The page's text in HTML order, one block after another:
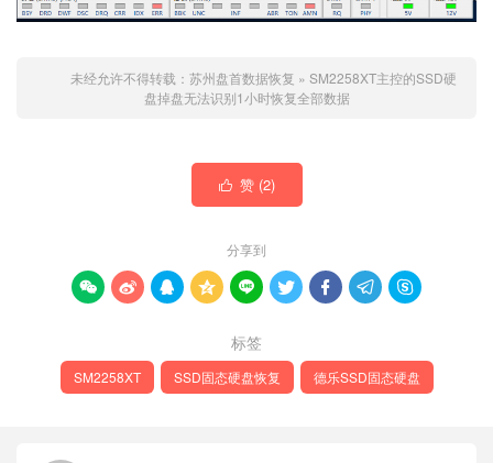
未经允许不得转载： 苏州盘首数据恢复 » SM2258XT主控的SSD硬
盘掉盘无法识别1小时恢复全部数据
 赞 (2)
分享到
        
标签
SM2258XT SSD固态硬盘恢复 德乐SSD固态硬盘